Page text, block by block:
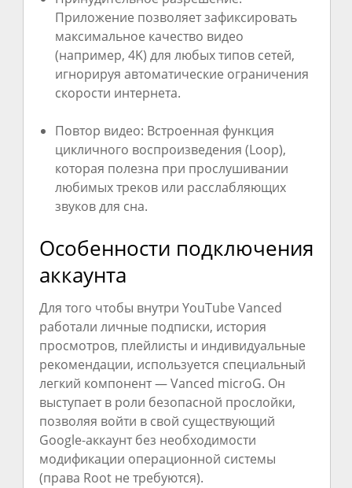
Приложение позволяет зафиксировать
максимальное качество видео
(например, 4K) для любых типов сетей,
игнорируя автоматические ограничения
скорости интернета.
Повтор видео: Встроенная функция
цикличного воспроизведения (Loop),
которая полезна при прослушивании
любимых треков или расслабляющих
звуков для сна.
Особенности подключения
аккаунта
Для того чтобы внутри YouTube Vanced
работали личные подписки, история
просмотров, плейлисты и индивидуальные
рекомендации, используется специальный
легкий компонент — Vanced microG. Он
выступает в роли безопасной прослойки,
позволяя войти в свой существующий
Google-аккаунт без необходимости
модификации операционной системы
(права Root не требуются).